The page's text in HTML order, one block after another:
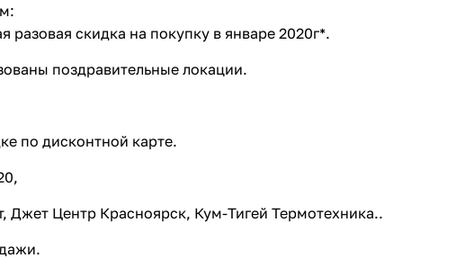
скидка на покупку в январе 2020г*.
поздравительные локации.
по дисконтной карте.
Джет Центр Красноярск, Кум-Тигей Термотехника..